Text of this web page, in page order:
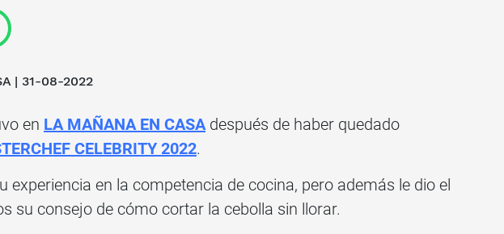
| 31-08-2022
en LA MAÑANA EN CASA después de haber quedado
CELEBRITY 2022.
experiencia en la competencia de cocina, pero además le dio el
su consejo de cómo cortar la cebolla sin llorar.